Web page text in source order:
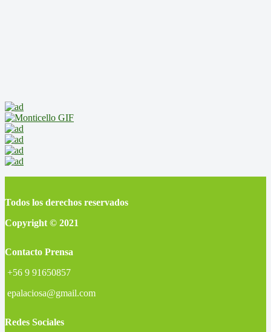
Todos los derechos reservados
Copyright © 2021
Contacto Prensa
+56 9 91650857
epalaciosa@gmail.com
Redes Sociales